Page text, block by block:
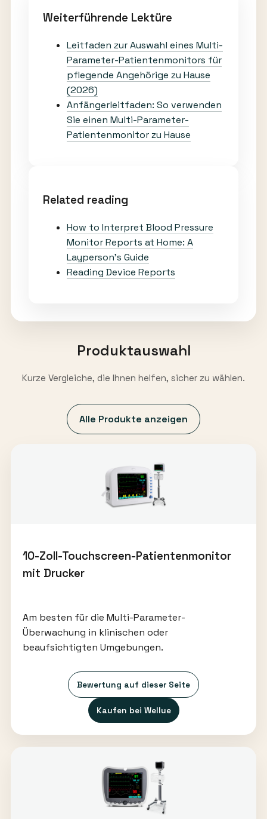
Weiterführende Lektüre
Leitfaden zur Auswahl eines Multi-
Parameter-Patientenmonitors für
pflegende Angehörige zu Hause
(2026)
Anfängerleitfaden: So verwenden
Sie einen Multi-Parameter-
Patientenmonitor zu Hause
Related reading
How to Interpret Blood Pressure
Monitor Reports at Home: A
Layperson’s Guide
Reading Device Reports
Produktauswahl
Kurze Vergleiche, die Ihnen helfen, sicher zu wählen.
Alle Produkte anzeigen
10-Zoll-Touchscreen-Patientenmonitor
mit Drucker
Am besten für die Multi-Parameter-
Überwachung in klinischen oder
beaufsichtigten Umgebungen.
Bewertung auf dieser Seite
Kaufen bei Wellue